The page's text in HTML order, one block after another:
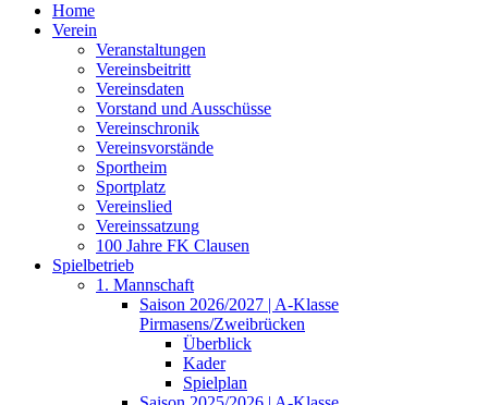
Home
Verein
Veranstaltungen
Vereinsbeitritt
Vereinsdaten
Vorstand und Ausschüsse
Vereinschronik
Vereinsvorstände
Sportheim
Sportplatz
Vereinslied
Vereinssatzung
100 Jahre FK Clausen
Spielbetrieb
1. Mannschaft
Saison 2026/2027 | A-Klasse
Pirmasens/Zweibrücken
Überblick
Kader
Spielplan